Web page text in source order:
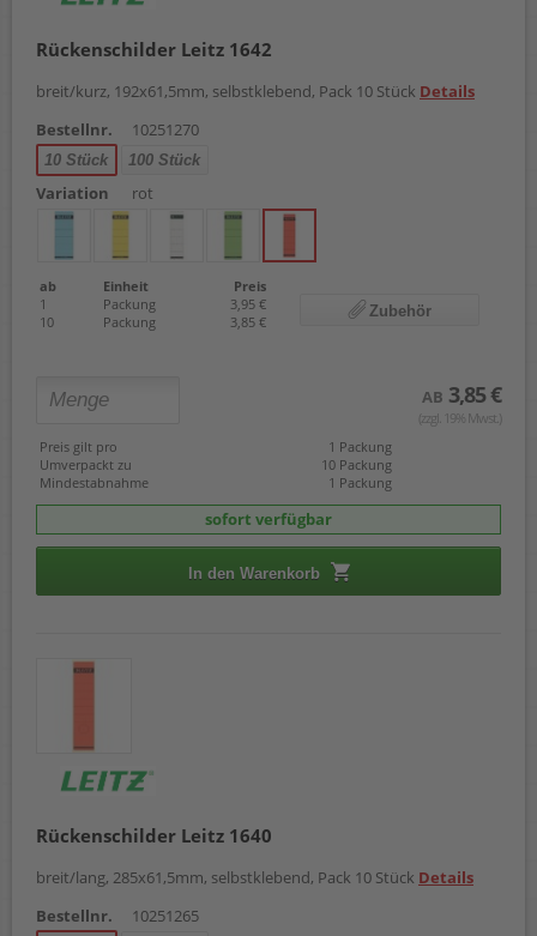
Rückenschilder Leitz 1642
breit/kurz, 192x61,5mm, selbstklebend, Pack 10 Stück Details
Bestellnr.
10251270
10 Stück 100 Stück
Variation rot
ab Einheit
Preis
1
Packung
3,95 €
10
Packung 3,85 €
Zubehör
AB 3,85 €
(zzgl. 19% Mwst.)
Preis gilt pro
1 Packung
Umverpackt zu
10 Packung
Mindestabnahme
1 Packung
sofort verfügbar
In den Warenkorb
Rückenschilder Leitz 1640
breit/lang, 285x61,5mm, selbstklebend, Pack 10 Stück Details
Bestellnr.
10251265